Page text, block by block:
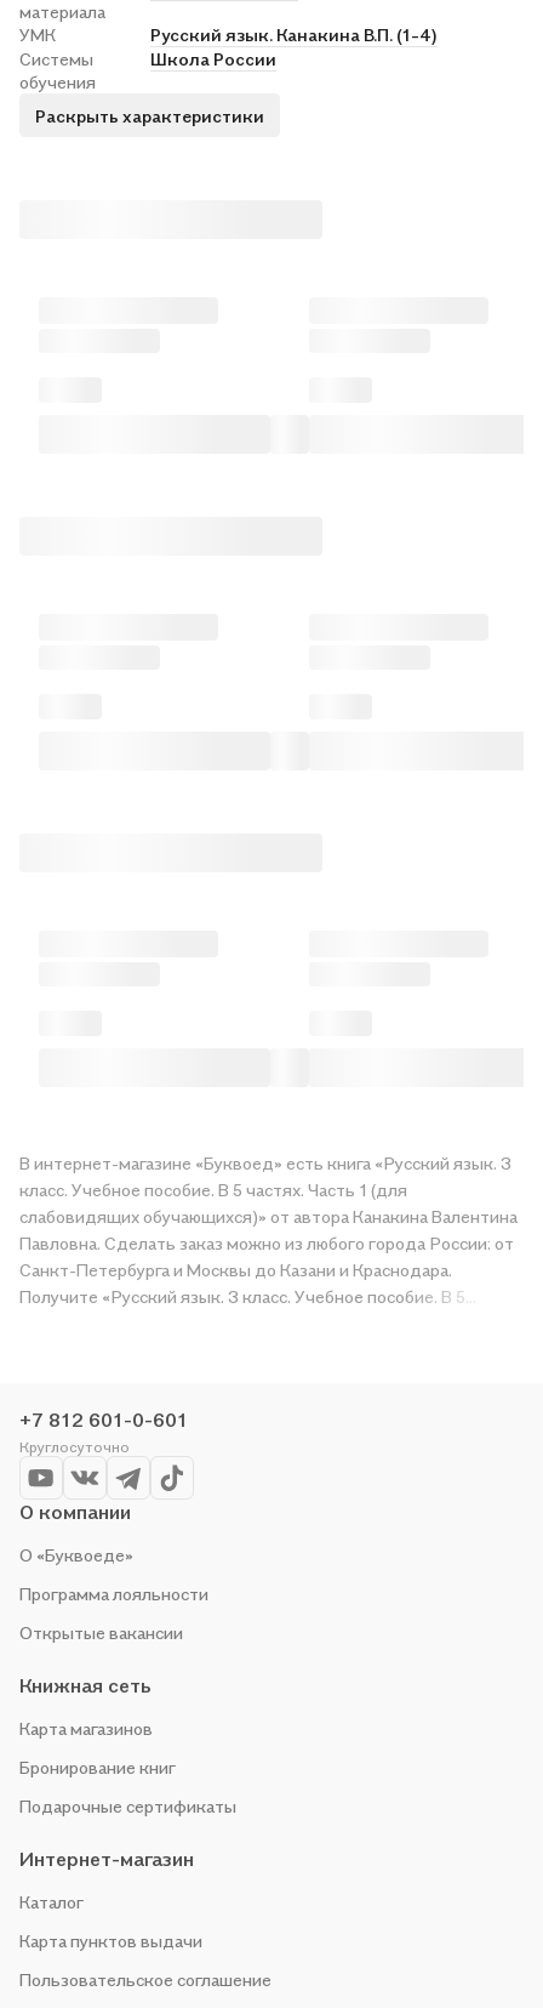
материала
УМК
Русский язык. Канакина В.П. (1-4)
Системы
обучения
Школа России
Раскрыть характеристики
В интернет-магазине «Буквоед» есть книга «Русский язык. 3
класс. Учебное пособие. В 5 частях. Часть 1 (для
слабовидящих обучающихся)» от автора Канакина Валентина
Павловна. Сделать заказ можно из любого города России: от
Санкт-Петербурга и Москвы до Казани и Краснодара.
Получите «Русский язык. 3 класс. Учебное пособие. В 5
проводим акции. Оставайтесь с нами, чтобы не упустить
выгоду!
+7 812 601-0-601
Круглосуточно
О компании
О «Буквоеде»
Программа лояльности
Открытые вакансии
Книжная сеть
Карта магазинов
Бронирование книг
Подарочные сертификаты
Интернет-магазин
Каталог
Карта пунктов выдачи
Пользовательское соглашение